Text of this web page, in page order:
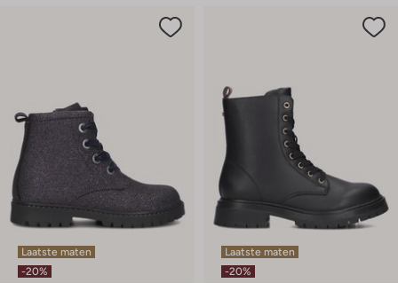
Laatste maten
-20%
Laatste maten
-20%